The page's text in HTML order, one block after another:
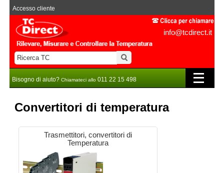
info@tcdirect.it
Accesso cliente
Bisogno di aiuto? Chiamateci allo 011 22 15 498
Convertitori di temperatura
Trasmettitori, convertitori di
Temperatura